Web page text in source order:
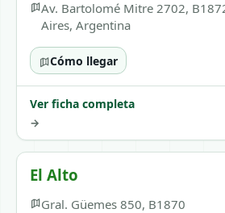
Av. Bartolomé Mitre 2702,
Aires, Argentina
Cómo llegar
Ver ficha completa
→
El Alto
Gral. Güemes 850, B1870